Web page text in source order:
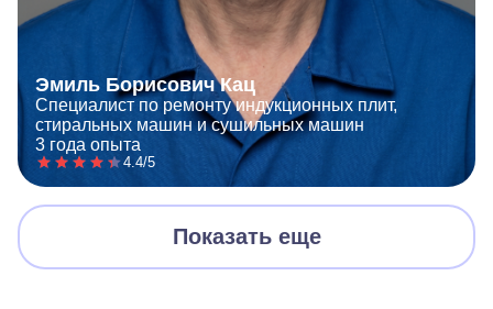
Эмиль Борисович Кац
Специалист по ремонту индукционных плит,
стиральных машин и сушильных машин
3 года опыта
4.4/5
Показать еще